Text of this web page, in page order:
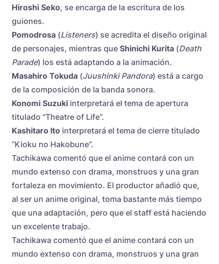
Hiroshi Seko, se encarga de la escritura de los
guiones.
Pomodrosa (Listeners) se acredita el diseño original
de personajes, mientras que Shinichi Kurita (Death
Parade) los está adaptando a la animación.
Masahiro Tokuda (Juushinki Pandora) está a cargo
de la composición de la banda sonora.
Konomi Suzuki interpretará el tema de apertura
titulado “Theatre of Life”.
Kashitaro Ito interpretará el tema de cierre titulado
“Kioku no Hakobune”.
Tachikawa comentó que el anime contará con un
mundo extenso con drama, monstruos y una gran
fortaleza en movimiento. El productor añadió que,
al ser un anime original, toma bastante más tiempo
que una adaptación, pero que el staff está haciendo
un excelente trabajo.
Tachikawa comentó que el anime contará con un
mundo extenso con drama, monstruos y una gran